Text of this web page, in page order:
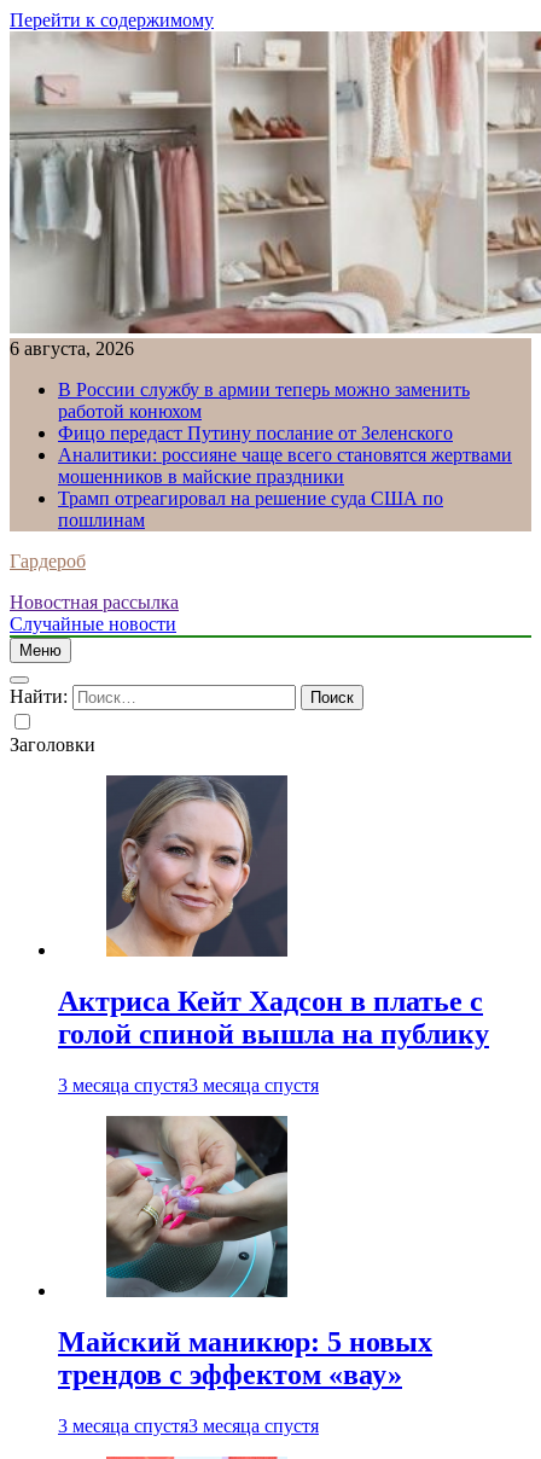
Перейти к содержимому
6 августа, 2026
В России службу в армии теперь можно заменить
работой конюхом
Фицо передаст Путину послание от Зеленского
Аналитики: россияне чаще всего становятся жертвами
мошенников в майские праздники
Трамп отреагировал на решение суда США по
пошлинам
Гардероб
Новостная рассылка
Случайные новости
Меню
Найти:
Заголовки
Актриса Кейт Хадсон в платье с
голой спиной вышла на публику
3 месяца спустя3 месяца спустя
Майский маникюр: 5 новых
трендов с эффектом «вау»
3 месяца спустя3 месяца спустя